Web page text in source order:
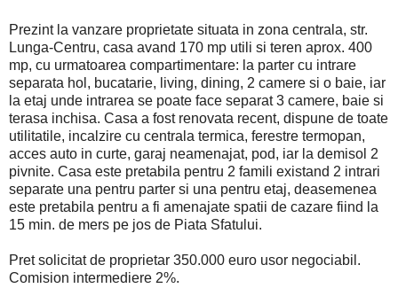
Prezint la vanzare proprietate situata in zona centrala, str.
Lunga-Centru, casa avand 170 mp utili si teren aprox. 400
mp, cu urmatoarea compartimentare: la parter cu intrare
separata hol, bucatarie, living, dining, 2 camere si o baie, iar
la etaj unde intrarea se poate face separat 3 camere, baie si
terasa inchisa. Casa a fost renovata recent, dispune de toate
utilitatile, incalzire cu centrala termica, ferestre termopan,
acces auto in curte, garaj neamenajat, pod, iar la demisol 2
pivnite. Casa este pretabila pentru 2 famili existand 2 intrari
separate una pentru parter si una pentru etaj, deasemenea
este pretabila pentru a fi amenajate spatii de cazare fiind la
15 min. de mers pe jos de Piata Sfatului.
Pret solicitat de proprietar 350.000 euro usor negociabil.
Comision intermediere 2%.